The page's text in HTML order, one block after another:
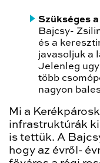
Szükséges
Bajcsy-
és a
javasoljuk a
Jelenleg
több
nagyon
Mi a
infrastruktúrák
is tettük. A
hogy az évről-